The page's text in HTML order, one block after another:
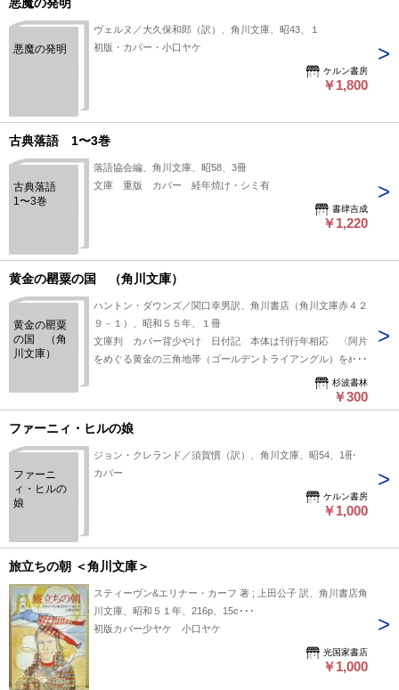
悪魔の発明
ヴェルヌ／大久保和郎（訳）、角川文庫、昭43、１
初版・カバー・小口ヤケ
ケルン書房
￥1,800
古典落語 1〜3巻
古典落語
1〜3巻
落語協会編、角川文庫、昭58、3冊
文庫 重版 カバー 経年焼け・シミ有
書肆吉成
￥1,220
黄金の罌粟の国 （角川文庫）
黄金の罌粟
の国 （角
川文庫）
ハントン・ダウンズ／関口幸男訳、角川書店（角川文庫赤４２
９－１）、昭和５５年、１冊
文庫判 カバー背少やけ 日付記 本体は刊行年相応 〈阿片
をめぐる黄金の三角地帯（ゴールデントライアングル）をめぐ
杉波書林
￥300
ファーニィ・ヒルの娘
ファーニ
ィ・ヒルの
娘
ジョン・クレランド／須賀慣（訳）、角川文庫、昭54、1冊
カバー
ケルン書房
￥1,000
旅立ちの朝 ＜角川文庫＞
スティーヴン&エリナー・カーフ 著 ; 上田公子 訳、角川書店角
川文庫、昭和５１年、216p、15c･･･
初版カバー少ヤケ 小口ヤケ
光国家書店
￥1,000